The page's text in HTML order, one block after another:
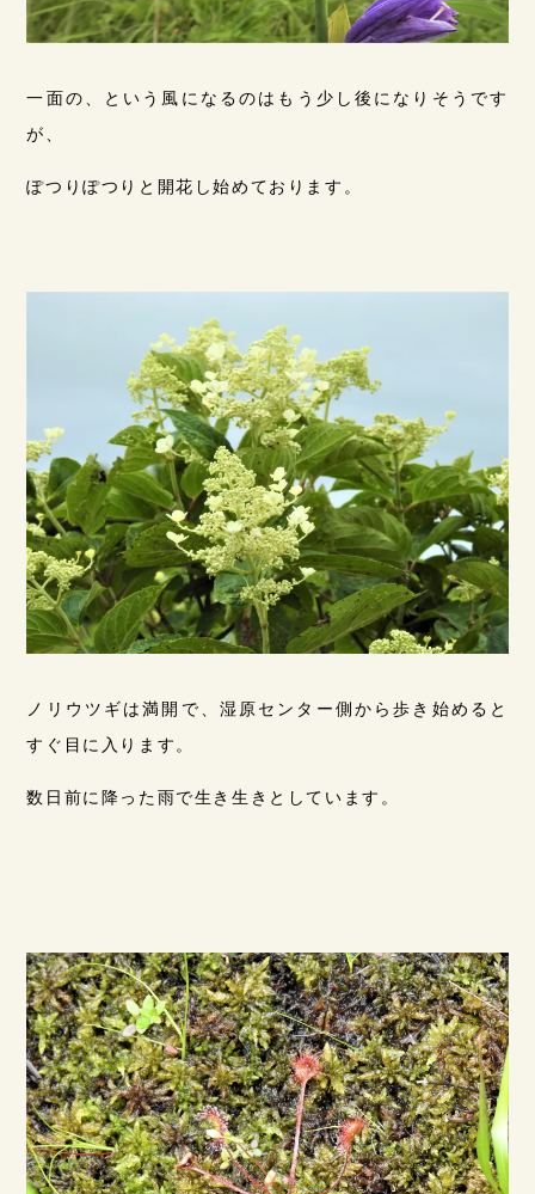
一面の、という風になるのはもう少し後になりそうです
が、
ぽつりぽつりと開花し始めております。
ノリウツギは満開で、湿原センター側から歩き始めると
すぐ目に入ります。
数日前に降った雨で生き生きとしています。